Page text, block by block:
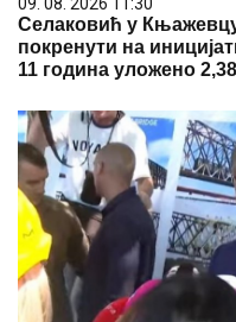
09. 08. 2026 10:03
(ФОТО,ВИДЕО)
РАДОВЕ НА СТАРОМ
Preporuka za Vas